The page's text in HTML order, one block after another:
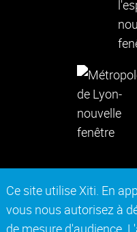
Ce site utilise Xiti. En
vous nous autorisez à
de mesure d'audience.
Contact